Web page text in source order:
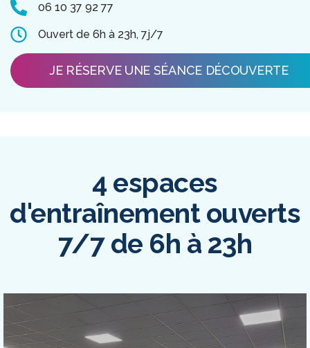
06 10 37 92 77
Ouvert de 6h à 23h, 7j/7
JE RÉSERVE UNE SÉANCE DÉCOUVERTE
4 espaces
d'entraînement ouverts
7/7 de 6h à 23h